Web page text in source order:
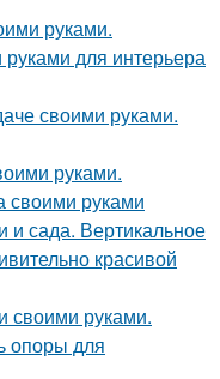
руками.
для интерьера
своими руками.
руками.
своими руками
и сада. Вертикальное
красивой
своими руками.
опоры для